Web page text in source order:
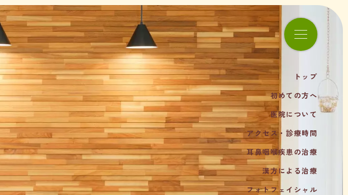
トップ
初めての方へ
医院について
アクセス・診療時間
耳鼻咽喉疾患の治療
漢方による治療
フォトフェイシャル